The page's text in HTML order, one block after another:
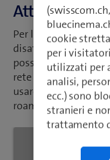
Attivare o
Per limitare il
disattivare il
possa creare un
rete mobile mentre
usare la funzione
roaming dati.
cookie
per i
utilizzati per
analisi,
ecc.) sono
stranieri e
trattamento